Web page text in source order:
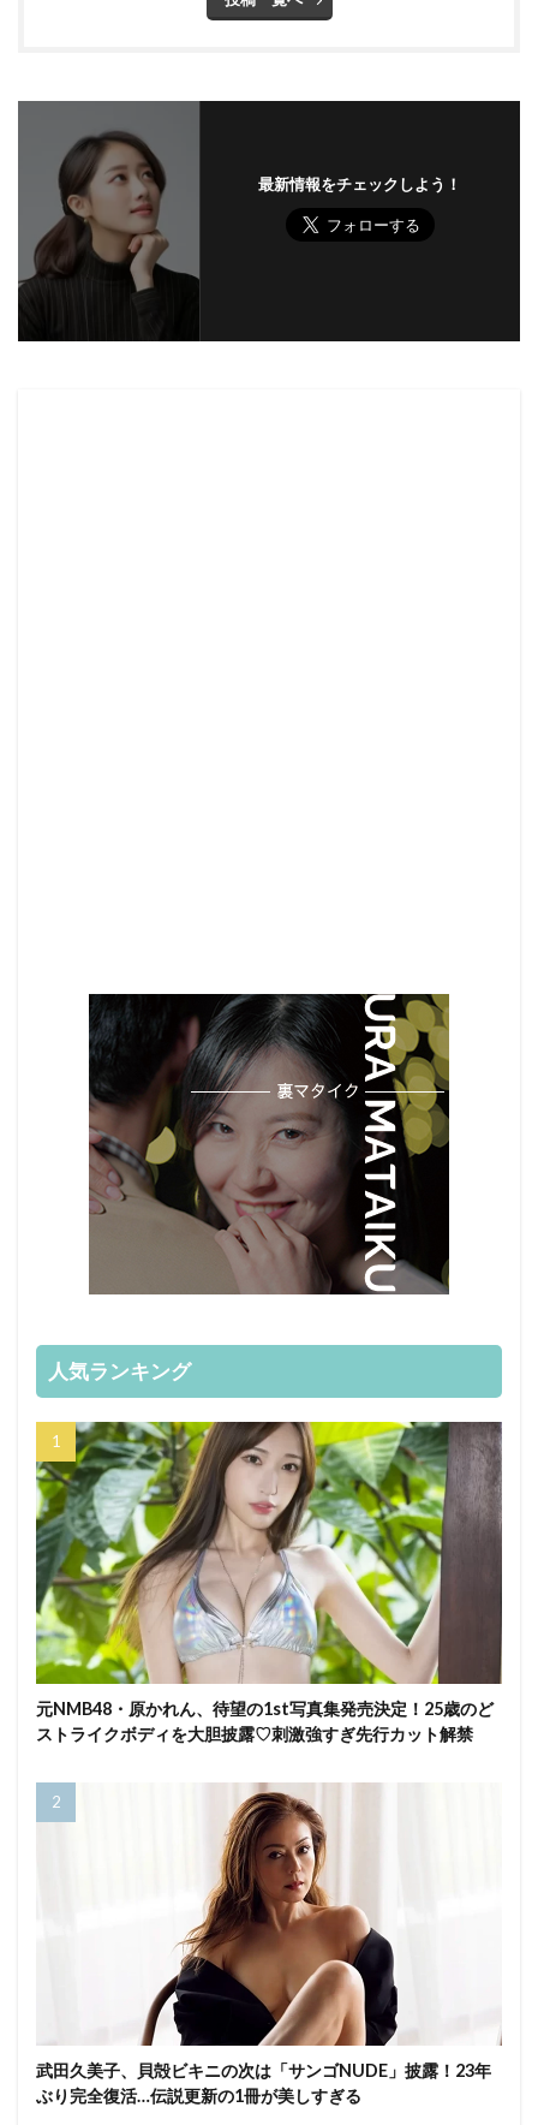
最新情報をチェックしよう！
人気ランキング
元NMB48・原かれん、待望の1st写真集発売決定！25歳のど
ストライクボディを大胆披露♡刺激強すぎ先行カット解禁
武田久美子、貝殻ビキニの次は「サンゴNUDE」披露！23年
ぶり完全復活…伝説更新の1冊が美しすぎる